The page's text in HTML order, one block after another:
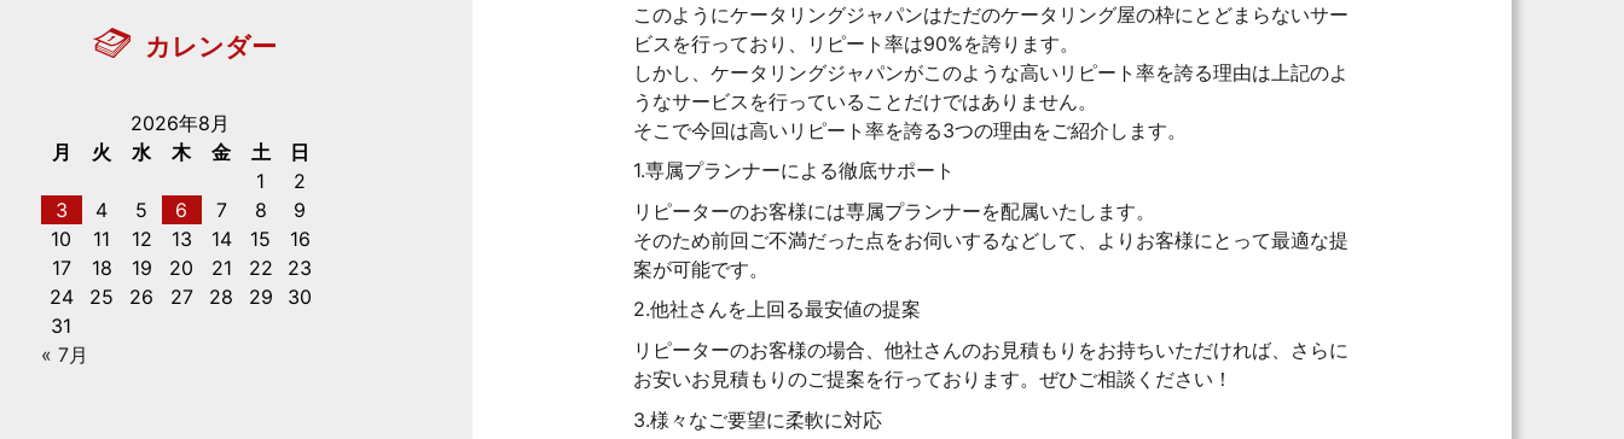
このようにケータリングジャパンはただのケータリング屋の枠にとどまらないサー
ビスを行っており、リピート率は90%を誇ります。
しかし、ケータリングジャパンがこのような高いリピート率を誇る理由は上記のよ
うなサービスを行っていることだけではありません。
そこで今回は高いリピート率を誇る3つの理由をご紹介します。
1.専属プランナーによる徹底サポート
リピーターのお客様には専属プランナーを配属いたします。
そのため前回ご不満だった点をお伺いするなどして、よりお客様にとって最適な提
案が可能です。
2.他社さんを上回る最安値の提案
リピーターのお客様の場合、他社さんのお見積もりをお持ちいただければ、さらに
お安いお見積もりのご提案を行っております。ぜひご相談ください！
3.様々なご要望に柔軟に対応
カレンダー
2026年8月
月
火 水 木 金 土
日
1
2
3
4 5 6 7 8
9
10
11 12 13 14 15
16
17
18 19 20 21 22
23
24
25 26 27 28 29
30
31
« 7月